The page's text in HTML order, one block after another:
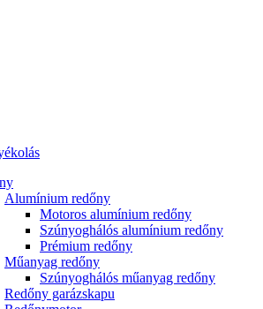
Alumínium redőny
Motoros alumínium redőny
Szúnyoghálós alumínium redőny
Prémium redőny
Műanyag redőny
Szúnyoghálós műanyag redőny
Redőny garázskapu